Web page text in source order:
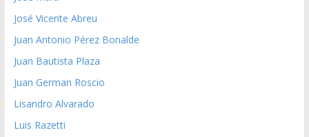
José Vicente Abreu
Juan Antonio Pérez Bonalde
Juan Bautista Plaza
Juan German Roscio
Lisandro Alvarado
Luis Razetti